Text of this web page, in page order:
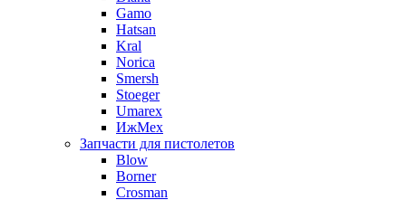
Gamo
Hatsan
Kral
Norica
Smersh
Stoeger
Umarex
ИжМех
Запчасти для пистолетов
Blow
Borner
Crosman